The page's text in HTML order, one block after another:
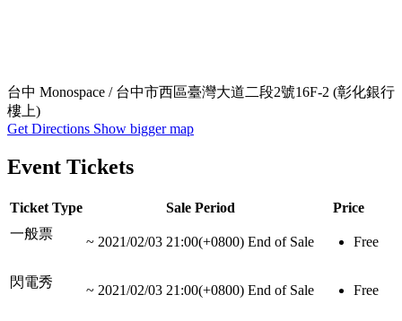
台中 Monospace / 台中市西區臺灣大道二段2號16F-2 (彰化銀行
樓上)
Get Directions Show bigger map
Event Tickets
Ticket Type Sale Period
Price
一般票
~ 2021/02/03 21:00(+0800) End of Sale Free
閃電秀
~ 2021/02/03 21:00(+0800) End of Sale Free